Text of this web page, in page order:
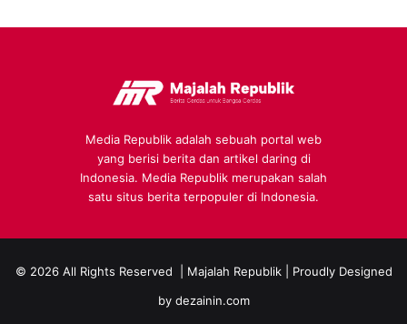
Media Republik adalah sebuah portal web
yang berisi berita dan artikel daring di
Indonesia. Media Republik merupakan salah
satu situs berita terpopuler di Indonesia.
© 2026 All Rights Reserved | Majalah Republik| Proudly Designed
by dezainin.com